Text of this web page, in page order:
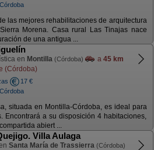
las mejores rehabilitaciones de arquitectura
Morena. Casa rural Las Tinajas nace
de una antigua ...
en Montilla (Córdoba) a 45 km
(Córdoba)
17 €
situada en Montilla-Córdoba, es ideal para
Encontrará a su disposición 4 habitaciones,
abiert ...
Villa Aulaga
Santa María de Trassierra (Córdoba)